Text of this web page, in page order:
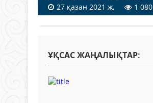
27 қазан 2021 ж.
1 080
ҰҚСАС ЖАҢАЛЫҚТАР: